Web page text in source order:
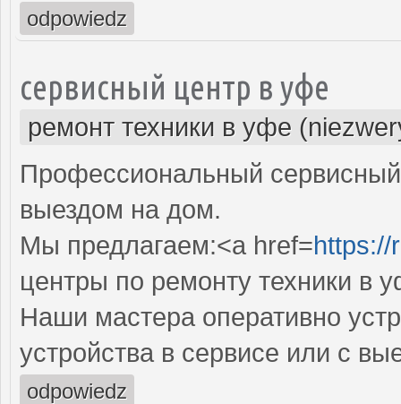
odpowiedz
сервисный центр в уфе
ремонт техники в уфе
Профессиональный
выездом на дом.
Мы предлагаем:<a href=https://
центры по ремонту техники в
Наши мастера оперативно
устройства в сервисе или с
odpowiedz